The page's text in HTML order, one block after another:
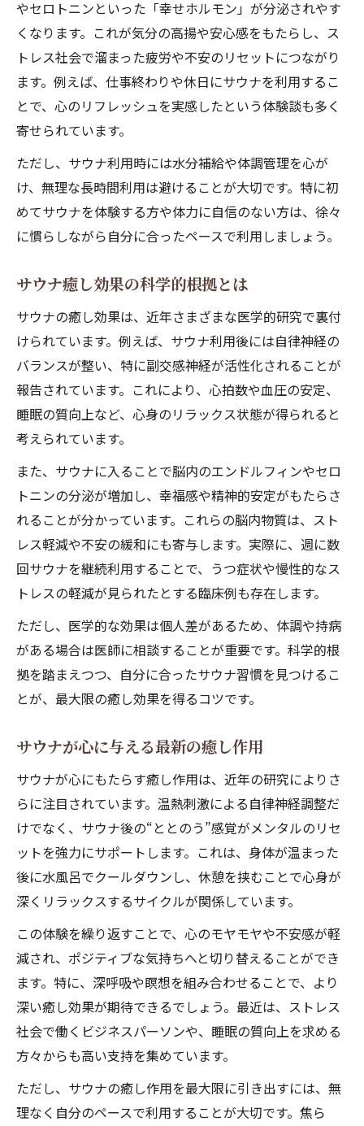
やセロトニンといった「幸せホルモン」が分泌されやす
くなります。これが気分の高揚や安心感をもたらし、ス
トレス社会で溜まった疲労や不安のリセットにつながり
ます。例えば、仕事終わりや休日にサウナを利用するこ
とで、心のリフレッシュを実感したという体験談も多く
寄せられています。
ただし、サウナ利用時には水分補給や体調管理を心が
け、無理な長時間利用は避けることが大切です。特に初
めてサウナを体験する方や体力に自信のない方は、徐々
に慣らしながら自分に合ったペースで利用しましょう。
サウナ癒し効果の科学的根拠とは
サウナの癒し効果は、近年さまざまな医学的研究で裏付
けられています。例えば、サウナ利用後には自律神経の
バランスが整い、特に副交感神経が活性化されることが
報告されています。これにより、心拍数や血圧の安定、
睡眠の質向上など、心身のリラックス状態が得られると
考えられています。
また、サウナに入ることで脳内のエンドルフィンやセロ
トニンの分泌が増加し、幸福感や精神的安定がもたらさ
れることが分かっています。これらの脳内物質は、スト
レス軽減や不安の緩和にも寄与します。実際に、週に数
回サウナを継続利用することで、うつ症状や慢性的なス
トレスの軽減が見られたとする臨床例も存在します。
ただし、医学的な効果は個人差があるため、体調や持病
がある場合は医師に相談することが重要です。科学的根
拠を踏まえつつ、自分に合ったサウナ習慣を見つけるこ
とが、最大限の癒し効果を得るコツです。
サウナが心に与える最新の癒し作用
サウナが心にもたらす癒し作用は、近年の研究によりさ
らに注目されています。温熱刺激による自律神経調整だ
けでなく、サウナ後の“ととのう”感覚がメンタルのリセ
ットを強力にサポートします。これは、身体が温まった
後に水風呂でクールダウンし、休憩を挟むことで心身が
深くリラックスするサイクルが関係しています。
この体験を繰り返すことで、心のモヤモヤや不安感が軽
減され、ポジティブな気持ちへと切り替えることができ
ます。特に、深呼吸や瞑想を組み合わせることで、より
深い癒し効果が期待できるでしょう。最近は、ストレス
社会で働くビジネスパーソンや、睡眠の質向上を求める
方々からも高い支持を集めています。
ただし、サウナの癒し作用を最大限に引き出すには、無
理なく自分のペースで利用することが大切です。焦ら